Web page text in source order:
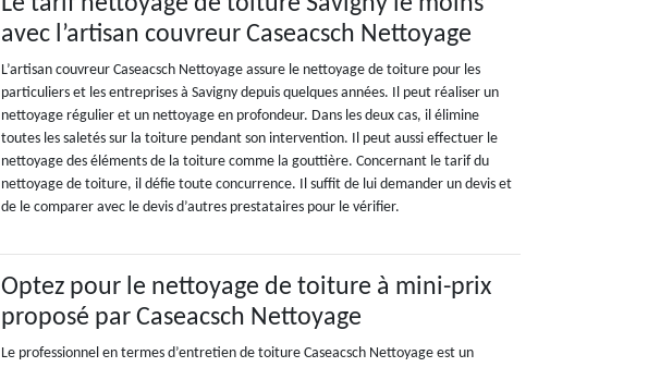
avec l’artisan couvreur Caseacsch Nettoyage
L’artisan couvreur Caseacsch Nettoyage assure le nettoyage de toiture pour les
particuliers et les entreprises à Savigny depuis quelques années. Il peut réaliser un
nettoyage régulier et un nettoyage en profondeur. Dans les deux cas, il élimine
toutes les saletés sur la toiture pendant son intervention. Il peut aussi effectuer le
nettoyage des éléments de la toiture comme la gouttière. Concernant le tarif du
nettoyage de toiture, il défie toute concurrence. Il suffit de lui demander un devis et
de le comparer avec le devis d’autres prestataires pour le vérifier.
Optez pour le nettoyage de toiture à mini-prix
proposé par Caseacsch Nettoyage
Le professionnel en termes d’entretien de toiture Caseacsch Nettoyage est un